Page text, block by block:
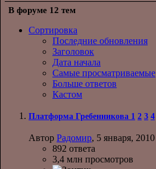
В форуме 12 тем
Сортировка
Последние обновления
Заголовок
Дата начала
Самые просматриваемые
Больше ответов
Кастом
Платформа Гребенникова 1 2 3 4
Автор Радомир, 5 января, 2010
892 ответа
3,4 млн просмотров